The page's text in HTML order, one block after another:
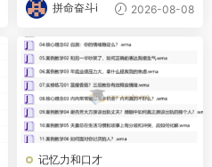
拼命奋斗i 2026-08-08
记忆力和口才